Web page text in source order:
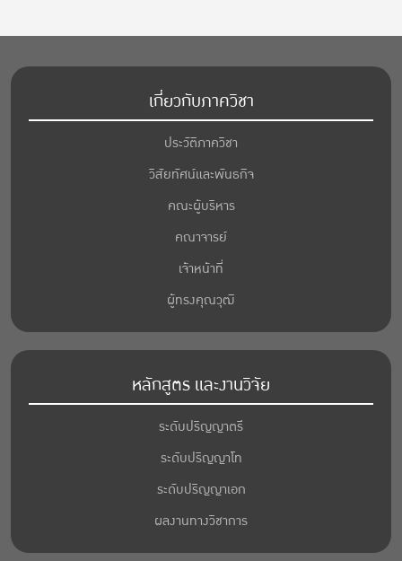
เกี่ยวกับภาควิชา
ประวัติภาควิชา
วิสัยทัศน์และพันธกิจ
คณะผู้บริหาร
คณาจารย์
เจ้าหน้าที่
ผู้ทรงคุณวุฒิ
หลักสูตร และงานวิจัย
ระดับปริญญาตรี
ระดับปริญญาโท
ระดับปริญญาเอก
ผลงานทางวิชาการ